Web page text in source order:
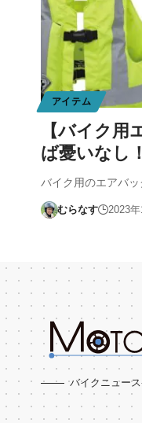
アイテム
【バイク用
ば憂いなし
バイク用のエアバッ
むらなす 2023年
バイクニュー